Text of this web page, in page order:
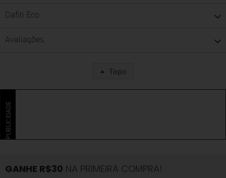
Dafiti Eco
Avaliações
Topo
PUBLICIDADE
GANHE R$30 NA PRIMEIRA COMPRA!